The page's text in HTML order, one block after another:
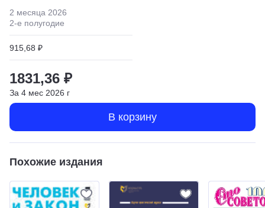
2 месяца 2026
2-е полугодие
915,68 ₽
1831,36 ₽
За 4 мес 2026 г
В корзину
Похожие издания